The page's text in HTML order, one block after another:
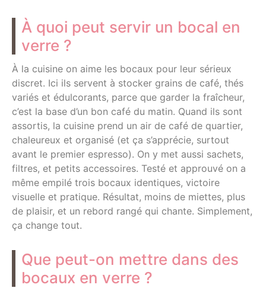
À quoi peut servir un bocal en
verre ?
À la cuisine on aime les bocaux pour leur sérieux
discret. Ici ils servent à stocker grains de café, thés
variés et édulcorants, parce que garder la fraîcheur,
c’est la base d’un bon café du matin. Quand ils sont
assortis, la cuisine prend un air de café de quartier,
chaleureux et organisé (et ça s’apprécie, surtout
avant le premier espresso). On y met aussi sachets,
filtres, et petits accessoires. Testé et approuvé on a
même empilé trois bocaux identiques, victoire
visuelle et pratique. Résultat, moins de miettes, plus
de plaisir, et un rebord rangé qui chante. Simplement,
ça change tout.
Que peut-on mettre dans des
bocaux en verre ?